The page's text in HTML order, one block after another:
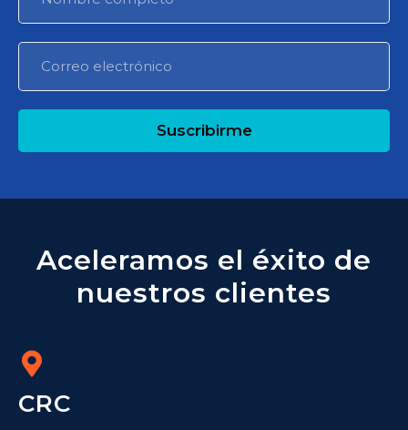
Suscribirme
Aceleramos el éxito de
nuestros clientes
CRC